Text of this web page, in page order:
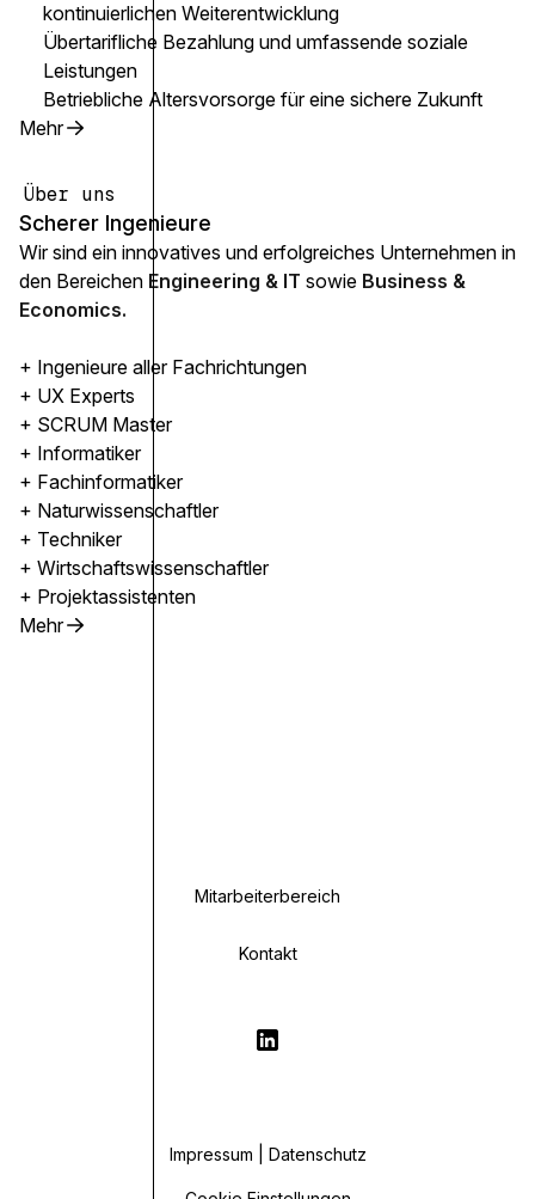
Über uns
Scherer Ingenieure
Wir sind ein innovatives und erfolgreiches Unternehmen in
den Bereichen Engineering & IT sowie Business &
Economics.
+ Ingenieure aller Fachrichtungen
+ UX Experts
+ SCRUM Master
+ Informatiker
+ Fachinformatiker
+ Naturwissenschaftler
+ Techniker
+ Wirtschaftswissenschaftler
+ Projektassistenten
Mehr
kontinuierlichen Weiterentwicklung
Übertarifliche Bezahlung und umfassende soziale
Leistungen
Betriebliche Altersvorsorge für eine sichere Zukunft
Mehr
Mitarbeiterbereich
Kontakt
Impressum | Datenschutz